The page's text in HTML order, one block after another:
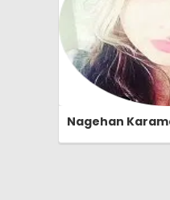
Nagehan